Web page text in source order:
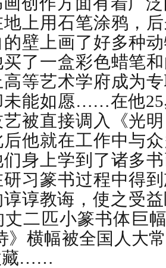
上用石笔涂鸦，
壁上画了好多种
了一盒彩色蜡笔
等艺术学府成为
未能如愿……在他
被直接调入《光
他就在工作中与
身上学到了诸多
习篆书过程中得
谆教诲，使之受
二匹小篆书体巨
》横幅被全国人大
藏……